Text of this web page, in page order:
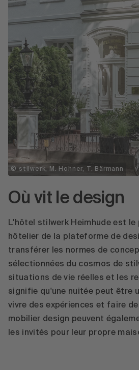
© stilwerk, M. Hohner, T. Bärmann
Où vit le design
L'hôtel stilwerk Heimhude est le
hôtelier de la plateforme de
transférer les normes de
sélectionnées du cosmos de
situations de vie réelles et les
signifie qu'une nuitée peut être
vivre des expériences et faire
mobilier design peuvent
les invités pour leur propre